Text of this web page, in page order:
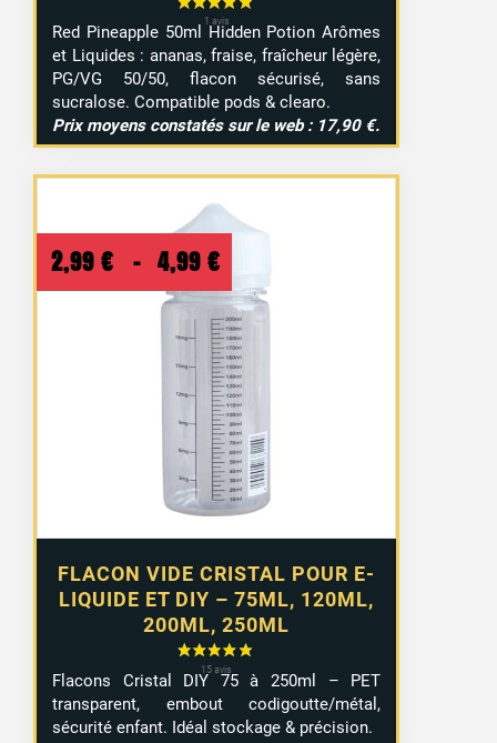
Red Pineapple 50ml Hidden Potion Arômes
et Liquides : ananas, fraise, fraîcheur légère,
PG/VG 50/50, flacon sécurisé, sans
sucralose. Compatible pods & clearo.
Prix moyens constatés sur le web : 17,90 €.
FLACON VIDE CRISTAL POUR E-
LIQUIDE ET DIY – 75ML, 120ML,
200ML, 250ML
2,99 € – 4,99 €
de
prix :
2,99 €
à
4,99 €
Flacons Cristal DIY 75 à 250ml – PET
transparent, embout codigoutte/métal,
sécurité enfant. Idéal stockage & précision.